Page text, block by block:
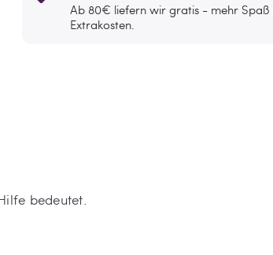
Ab 80€ liefern wir gratis - mehr Spaß
Extrakosten.
bedeutet.